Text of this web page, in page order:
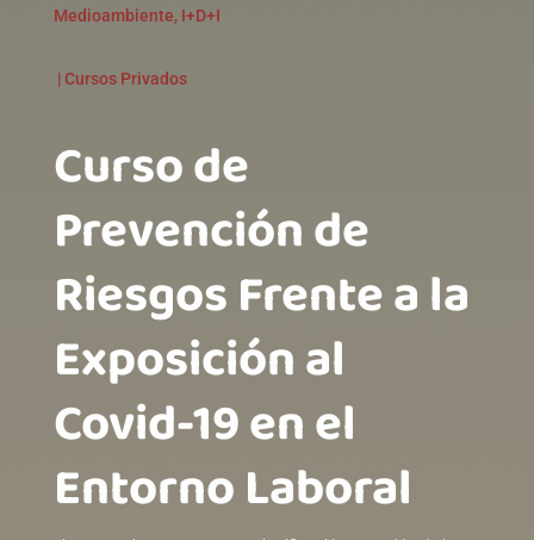
Medioambiente, I+D+I
|Cursos Privados
Curso de
Prevención de
Riesgos Frente a la
Exposición al
Covid-19 en el
Entorno Laboral